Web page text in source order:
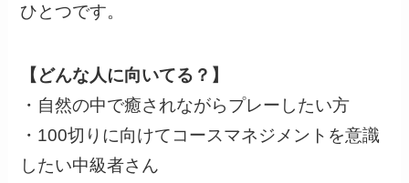
ひとつです。
【どんな人に向いてる？】
・自然の中で癒されながらプレーしたい方
・100切りに向けてコースマネジメントを意識
したい中級者さん